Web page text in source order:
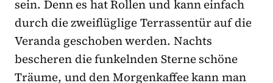
sein. Denn es hat Rollen und kann einfach
durch die zweiflüglige Terrassentür auf die
Veranda geschoben werden. Nachts
bescheren die funkelnden Sterne schöne
Träume, und den Morgenkaffee kann man